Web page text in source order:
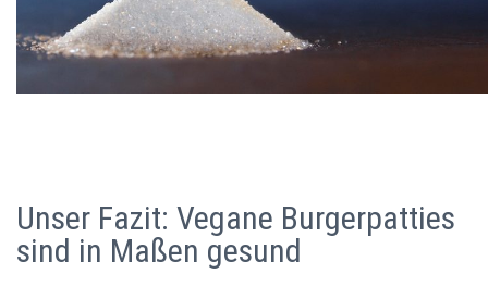
Unser Fazit: Vegane Burgerpatties
sind in Maßen gesund